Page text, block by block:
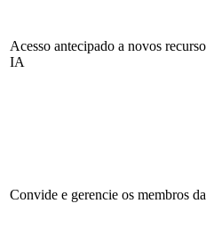
Acesso antecipado a novos
IA
Convide e gerencie os membros